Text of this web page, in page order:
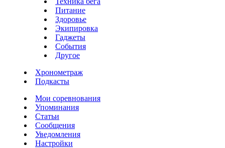
Питание
Здоровье
Экипировка
Гаджеты
События
Другое
Хронометраж
Подкасты
Мои соревнования
Упоминания
Статьи
Сообщения
Уведомления
Настройки